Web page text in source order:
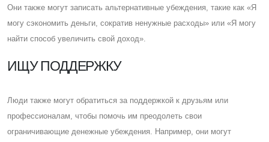
Они также могут записать альтернативные убеждения, такие как «Я
могу сэкономить деньги, сократив ненужные расходы» или «Я могу
найти способ увеличить свой доход».
ИЩУ ПОДДЕРЖКУ
Люди также могут обратиться за поддержкой к друзьям или
профессионалам, чтобы помочь им преодолеть свои
ограничивающие денежные убеждения. Например, они могут